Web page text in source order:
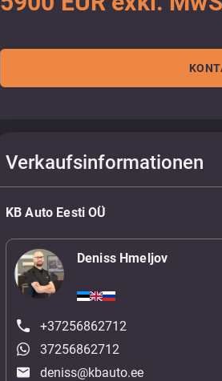
Verkaufsinformationen
KB Auto Eesti OÜ
Deniss Hmeljov
+37256862712
37256862712
deniss@kbauto.ee